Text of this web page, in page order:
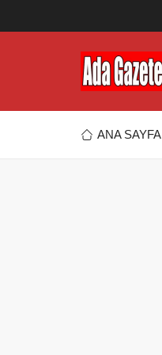
ANA SAYFA